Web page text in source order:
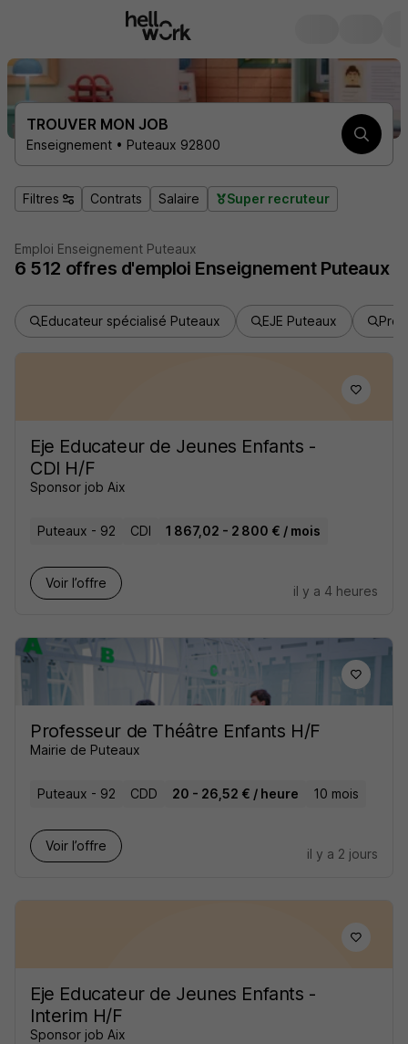
TROUVER MON JOB
Enseignement • Puteaux 92800
Filtres Contrats Salaire Super recruteur
Emploi Enseignement Puteaux
6 512 offres d'emploi Enseignement Puteaux
Educateur spécialisé Puteaux EJE Puteaux Prof
Eje Educateur de Jeunes Enfants -
CDI H/F
Sponsor job Aix
Puteaux - 92 CDI 1 867,02 - 2 800 € / mois
Voir l’offre
il y a 4 heures
Professeur de Théâtre Enfants H/F
Mairie de Puteaux
Puteaux - 92 CDD 20 - 26,52 € / heure 10 mois
Voir l’offre
il y a 2 jours
Eje Educateur de Jeunes Enfants -
Interim H/F
Sponsor job Aix